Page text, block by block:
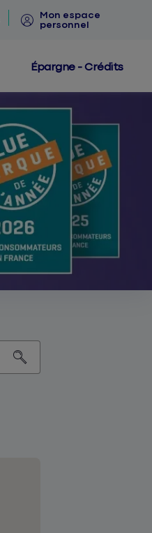
Mon espace
personnel
Épargne - Crédits